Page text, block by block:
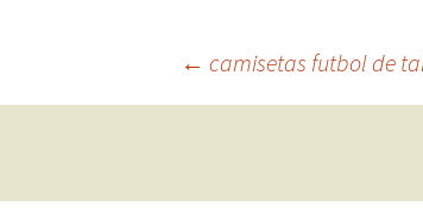
Navegación
← camisetas futbol de